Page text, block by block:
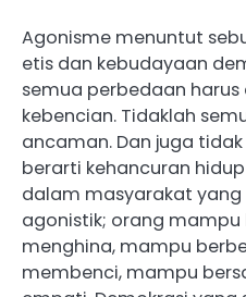
Agonisme menuntut
etis dan kebudayaan
semua perbedaan
kebencian. Tidaklah
ancaman. Dan juga
berarti kehancuran
dalam masyarakat yang
agonistik; orang
menghina, mampu
membenci, mampu